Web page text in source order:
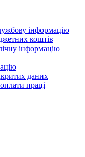
інформацію
коштів
інформацію
даних
праці